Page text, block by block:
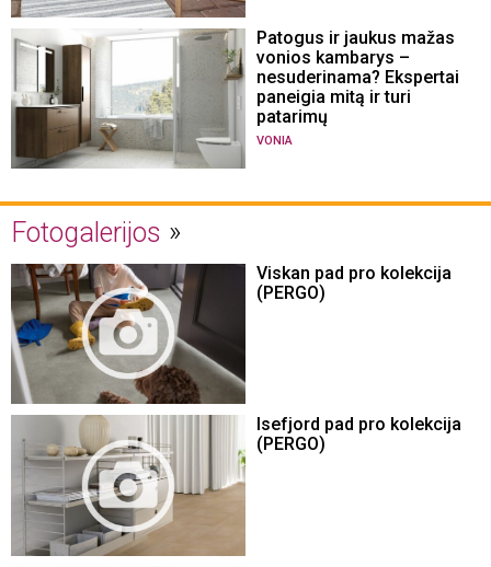
Patogus ir jaukus mažas
vonios kambarys –
nesuderinama? Ekspertai
paneigia mitą ir turi
patarimų
VONIA
Fotogalerijos
Viskan pad pro kolekcija
(PERGO)
Isefjord pad pro kolekcija
(PERGO)